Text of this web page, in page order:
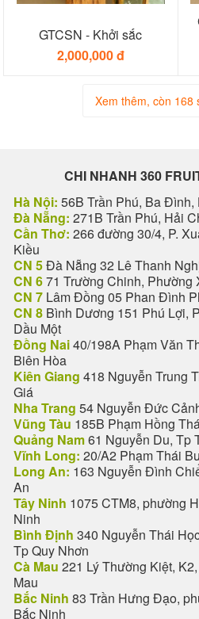
GTCSN - Khởi sắc
2,000,000 đ
Xem thêm, còn 168
CHI NHANH 360
Hà Nội: 56B Trần Phú, Ba Đình,
Đà Nẵng: 271B Trần Phú, Hải
Cần Thơ: 266 đường 30/4, P.
Kiều
CN 5Đà Nẵng 32 Lê Thanh
CN 671 Trường Chinh, Phường
CN 7 Lâm Đồng 05 Phan Đình
CN 8 Bình Dương 151 Phú Lợi,
Dầu Một
Đồng Nai40/198A Phạm Văn
Biên Hòa
Kiên Giang 418 Nguyễn Trung
Giá
Nha Trang 54 Nguyễn Đức
Vũng Tàu 185B Phạm Hồng
Quảng Nam61 Nguyễn Du, Tp
Vĩnh Long: 20/A2 Phạm Thái
Long An: 163 Nguyễn Đình
An
Tây Ninh 1075 CTM8, phường
Ninh
Bình Định 340 Nguyễn Thái
Tp Quy Nhơn
Cà Mau 221 Lý Thường Kiệt,
Mau
Bắc Ninh 83 Trần Hưng Đạo,
Bắc Ninh